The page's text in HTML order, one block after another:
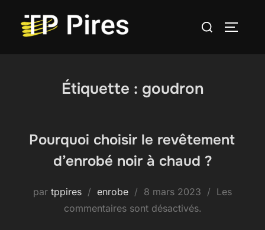
contenu
Rechercher :
Étiquette : goudron
Pourquoi choisir le revêtement
d’enrobé noir à chaud ?
par tppires enrobe
Publié
le
8 mars 2023
Les
commentaires sont désactivés.